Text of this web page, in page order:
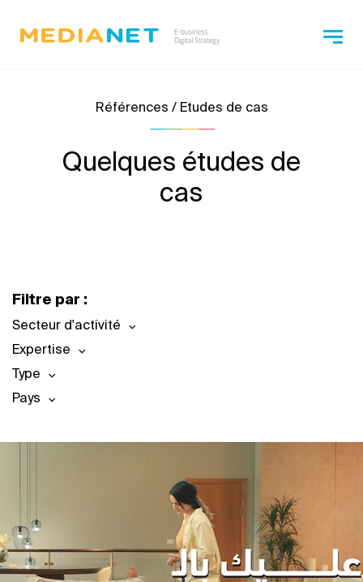
Références / Etudes de cas
Quelques études de
cas
Filtre par :
Secteur d'activité
Expertise
Type
Pays